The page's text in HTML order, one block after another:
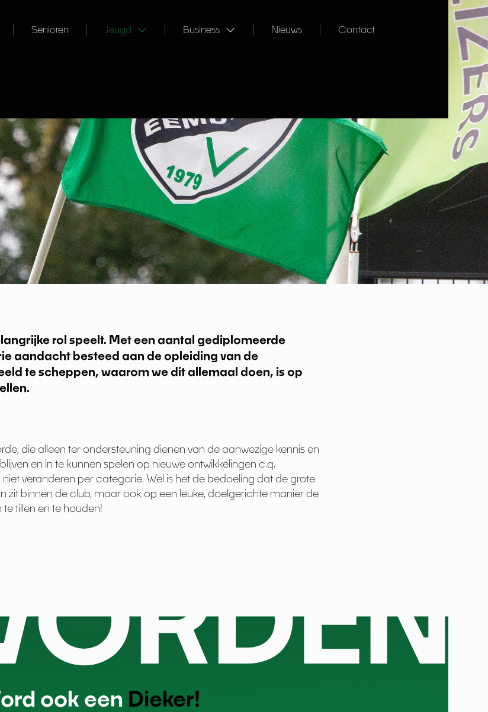
Senioren Jeugd Business Nieuws Contact
rol speelt. Met een aantal gediplomeerde
aandacht besteed aan de opleiding van de
te scheppen, waarom we dit allemaal doen, is op
die alleen ter ondersteuning dienen van de aanwezige kennis en
en in te kunnen spelen op nieuwe ontwikkelingen c.q.
veranderen per categorie. Wel is het de bedoeling dat de grote
zit binnen de club, maar ook op een leuke, doelgerichte manier de
tillen en te houden!
ook een Dieker!